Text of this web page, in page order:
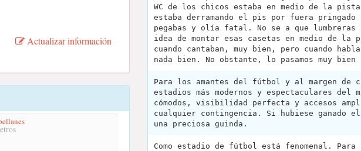
Actualizar información
WC de los chicos estaba en medio de la
estaba derramando el pis por fuera
pegabas y olía fatal. No se a que
idea de montar esas casetas en medio de
cuando cantaban, muy bien, pero cuando
nada bien. No obstante, lo pasamos muy bien
Para los amantes del fútbol y al margen de
estadios más modernos y espectaculares del
cómodos, visibilidad perfecta y accesos
cualquier contingencia. Si hubiese ganado
una preciosa guinda.
Como estadio de fútbol está fenomenal.